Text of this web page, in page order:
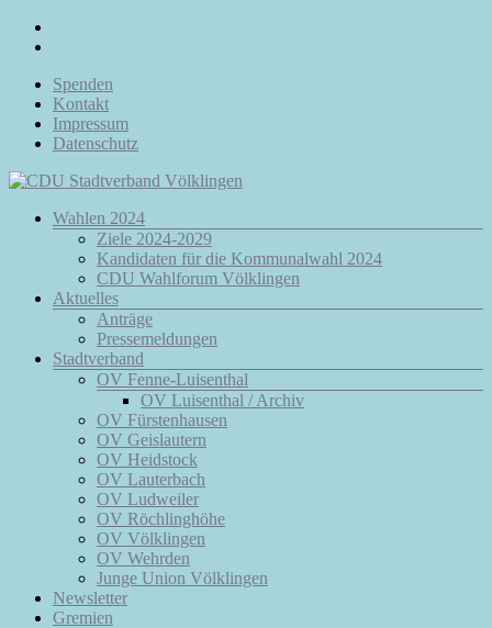
Zum
Inhalt
Spenden
Kontakt
Impressum
Datenschutz
CDU
Stadtverband
Völklingen
Euch.
Menü
Wahlen 2024
Ziele 2024-2029
Kandidaten für die Kommunalwahl 2024
CDU Wahlforum Völklingen
Aktuelles
Anträge
Pressemeldungen
Stadtverband
OV Fenne-Luisenthal
OV Luisenthal / Archiv
OV Fürstenhausen
OV Geislautern
OV Heidstock
OV Lauterbach
OV Ludweiler
OV Röchlinghöhe
OV Völklingen
OV Wehrden
Junge Union Völklingen
Newsletter
Gremien